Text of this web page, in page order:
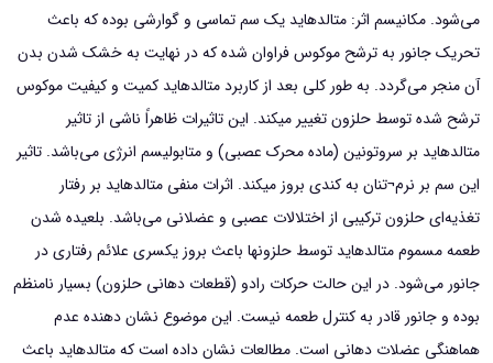
می‌شود. مکانیسم اثر: متالدهاید یک سم تماسی و گوارشی بوده که باعث
تحریک جانور به ترشح موکوس فراوان شده که در نهایت به خشک شدن بدن
آن منجر می‌گردد. به طور کلی بعد از کاربرد متالدهاید کمیت و کیفیت موکوس
ترشح شده توسط حلزون تغییر میکند. این تاثیرات ظاهراً ناشی از تاثیر
متالدهاید بر سروتونین (ماده محرک عصبی) و متابولیسم انرژی می‌باشد. تاثیر
این سم بر نرم¬تنان به کندی بروز میکند. اثرات منفی متالدهاید بر رفتار
تغذیه‌ای حلزون ترکیبی از اختلالات عصبی و عضلانی می‌باشد. بلعیده شدن
طعمه مسموم متالدهاید توسط حلزونها باعث بروز یکسری علائم رفتاری در
جانور می‌شود. در این حالت حرکات رادو (قطعات دهانی حلزون) بسیار نامنظم
بوده و جانور قادر به کنترل طعمه نیست. این موضوع نشان دهنده عدم
هماهنگی عضلات دهانی است. مطالعات نشان داده است که متالدهاید باعث